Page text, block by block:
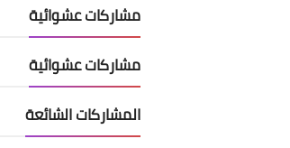
مشاركات عشوائية
مشاركات عشوائية
المشاركات الشائعة